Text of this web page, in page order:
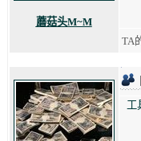
蘑菇头M~M
TA
工